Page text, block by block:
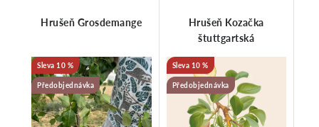
Hrušeň Grosdemange
10 %
Předobjednávka
Hrušeň Kozačka
štuttgartská
10 %
Předobjednávka